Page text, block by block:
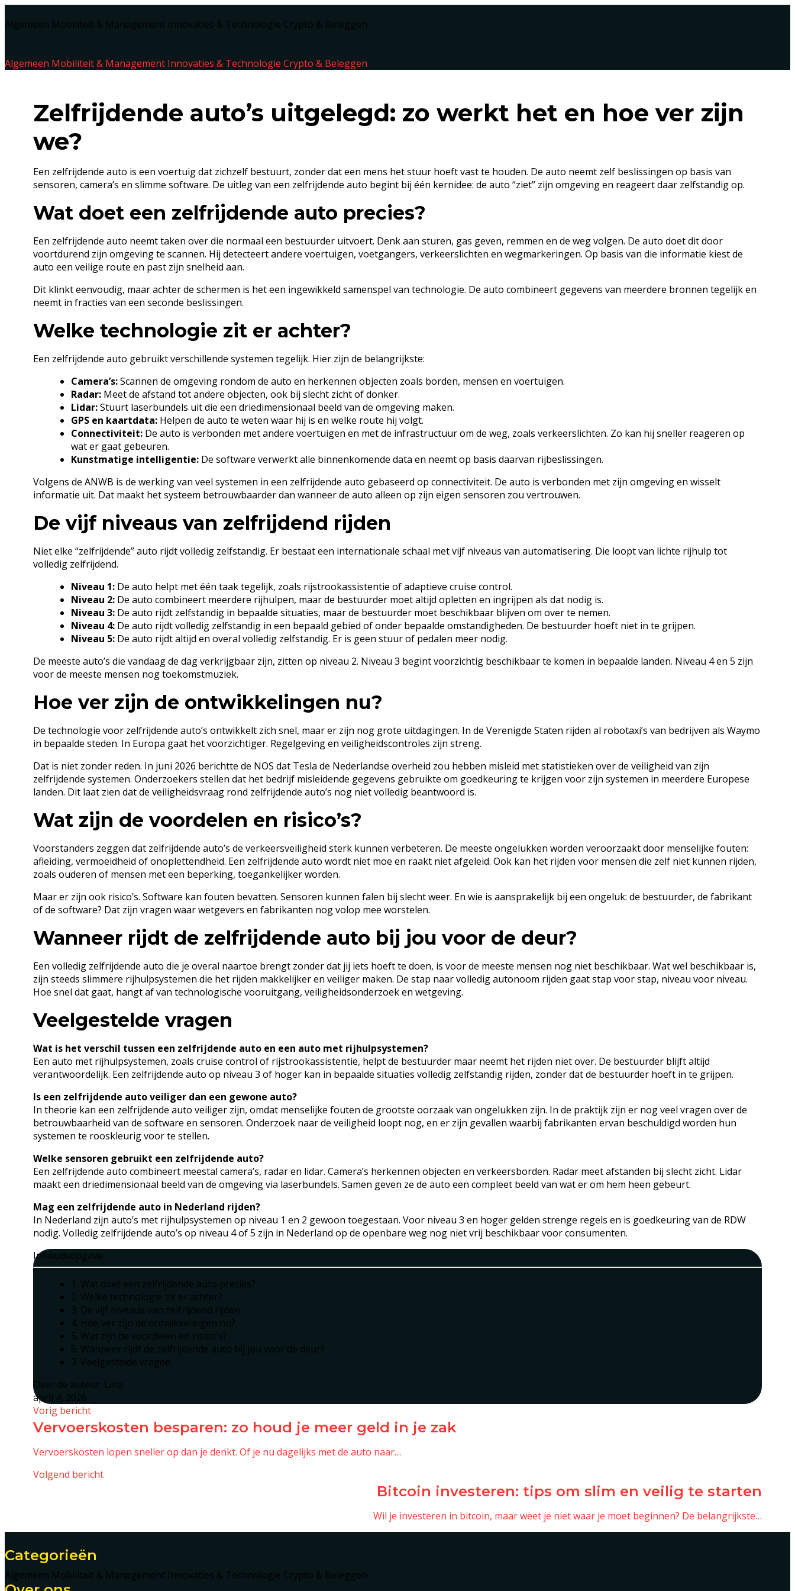
Algemeen Mobiliteit & Management Innovaties & Technologie Crypto & Beleggen
Algemeen Mobiliteit & Management Innovaties & Technologie Crypto & Beleggen
Zelfrijdende auto’s uitgelegd: zo werkt het en hoe ver zijn
we?
Een zelfrijdende auto is een voertuig dat zichzelf bestuurt, zonder dat een mens het stuur hoeft vast te houden. De auto neemt zelf beslissingen op basis van
sensoren, camera’s en slimme software. De uitleg van een zelfrijdende auto begint bij één kernidee: de auto “ziet” zijn omgeving en reageert daar zelfstandig op.
Wat doet een zelfrijdende auto precies?
Een zelfrijdende auto neemt taken over die normaal een bestuurder uitvoert. Denk aan sturen, gas geven, remmen en de weg volgen. De auto doet dit door
voortdurend zijn omgeving te scannen. Hij detecteert andere voertuigen, voetgangers, verkeerslichten en wegmarkeringen. Op basis van die informatie kiest de
auto een veilige route en past zijn snelheid aan.
Dit klinkt eenvoudig, maar achter de schermen is het een ingewikkeld samenspel van technologie. De auto combineert gegevens van meerdere bronnen tegelijk en
neemt in fracties van een seconde beslissingen.
Welke technologie zit er achter?
Een zelfrijdende auto gebruikt verschillende systemen tegelijk. Hier zijn de belangrijkste:
Camera’s:Scannen de omgeving rondom de auto en herkennen objecten zoals borden, mensen en voertuigen.
Radar: Meet de afstand tot andere objecten, ook bij slecht zicht of donker.
Lidar:Stuurt laserbundels uit die een driedimensionaal beeld van de omgeving maken.
GPS en kaartdata: Helpen de auto te weten waar hij is en welke route hij volgt.
Connectiviteit: De auto is verbonden met andere voertuigen en met de infrastructuur om de weg, zoals verkeerslichten. Zo kan hij sneller reageren op
wat er gaat gebeuren.
Kunstmatige intelligentie: De software verwerkt alle binnenkomende data en neemt op basis daarvan rijbeslissingen.
Volgens de ANWB is de werking van veel systemen in een zelfrijdende auto gebaseerd op connectiviteit. De auto is verbonden met zijn omgeving en wisselt
informatie uit. Dat maakt het systeem betrouwbaarder dan wanneer de auto alleen op zijn eigen sensoren zou vertrouwen.
De vijf niveaus van zelfrijdend rijden
Niet elke “zelfrijdende” auto rijdt volledig zelfstandig. Er bestaat een internationale schaal met vijf niveaus van automatisering. Die loopt van lichte rijhulp tot
volledig zelfrijdend.
Niveau 1: De auto helpt met één taak tegelijk, zoals rijstrookassistentie of adaptieve cruise control.
Niveau 2: De auto combineert meerdere rijhulpen, maar de bestuurder moet altijd opletten en ingrijpen als dat nodig is.
Niveau 3: De auto rijdt zelfstandig in bepaalde situaties, maar de bestuurder moet beschikbaar blijven om over te nemen.
Niveau 4: De auto rijdt volledig zelfstandig in een bepaald gebied of onder bepaalde omstandigheden. De bestuurder hoeft niet in te grijpen.
Niveau 5: De auto rijdt altijd en overal volledig zelfstandig. Er is geen stuur of pedalen meer nodig.
De meeste auto’s die vandaag de dag verkrijgbaar zijn, zitten op niveau 2. Niveau 3 begint voorzichtig beschikbaar te komen in bepaalde landen. Niveau 4 en 5 zijn
voor de meeste mensen nog toekomstmuziek.
Hoe ver zijn de ontwikkelingen nu?
De technologie voor zelfrijdende auto’s ontwikkelt zich snel, maar er zijn nog grote uitdagingen. In de Verenigde Staten rijden al robotaxi’s van bedrijven als Waymo
in bepaalde steden. In Europa gaat het voorzichtiger. Regelgeving en veiligheidscontroles zijn streng.
Dat is niet zonder reden. In juni 2026 berichtte de NOS dat Tesla de Nederlandse overheid zou hebben misleid met statistieken over de veiligheid van zijn
zelfrijdende systemen. Onderzoekers stellen dat het bedrijf misleidende gegevens gebruikte om goedkeuring te krijgen voor zijn systemen in meerdere Europese
landen. Dit laat zien dat de veiligheidsvraag rond zelfrijdende auto’s nog niet volledig beantwoord is.
Wat zijn de voordelen en risico’s?
Voorstanders zeggen dat zelfrijdende auto’s de verkeersveiligheid sterk kunnen verbeteren. De meeste ongelukken worden veroorzaakt door menselijke fouten:
afleiding, vermoeidheid of onoplettendheid. Een zelfrijdende auto wordt niet moe en raakt niet afgeleid. Ook kan het rijden voor mensen die zelf niet kunnen rijden,
zoals ouderen of mensen met een beperking, toegankelijker worden.
Maar er zijn ook risico’s. Software kan fouten bevatten. Sensoren kunnen falen bij slecht weer. En wie is aansprakelijk bij een ongeluk: de bestuurder, de fabrikant
of de software? Dat zijn vragen waar wetgevers en fabrikanten nog volop mee worstelen.
Wanneer rijdt de zelfrijdende auto bij jou voor de deur?
Een volledig zelfrijdende auto die je overal naartoe brengt zonder dat jij iets hoeft te doen, is voor de meeste mensen nog niet beschikbaar. Wat wel beschikbaar is,
zijn steeds slimmere rijhulpsystemen die het rijden makkelijker en veiliger maken. De stap naar volledig autonoom rijden gaat stap voor stap, niveau voor niveau.
Hoe snel dat gaat, hangt af van technologische vooruitgang, veiligheidsonderzoek en wetgeving.
Veelgestelde vragen
Wat is het verschil tussen een zelfrijdende auto en een auto met rijhulpsystemen?
Een auto met rijhulpsystemen, zoals cruise control of rijstrookassistentie, helpt de bestuurder maar neemt het rijden niet over. De bestuurder blijft altijd
verantwoordelijk. Een zelfrijdende auto op niveau 3 of hoger kan in bepaalde situaties volledig zelfstandig rijden, zonder dat de bestuurder hoeft in te grijpen.
Is een zelfrijdende auto veiliger dan een gewone auto?
In theorie kan een zelfrijdende auto veiliger zijn, omdat menselijke fouten de grootste oorzaak van ongelukken zijn. In de praktijk zijn er nog veel vragen over de
betrouwbaarheid van de software en sensoren. Onderzoek naar de veiligheid loopt nog, en er zijn gevallen waarbij fabrikanten ervan beschuldigd worden hun
systemen te rooskleurig voor te stellen.
Welke sensoren gebruikt een zelfrijdende auto?
Een zelfrijdende auto combineert meestal camera’s, radar en lidar. Camera’s herkennen objecten en verkeersborden. Radar meet afstanden bij slecht zicht. Lidar
maakt een driedimensionaal beeld van de omgeving via laserbundels. Samen geven ze de auto een compleet beeld van wat er om hem heen gebeurt.
Mag een zelfrijdende auto in Nederland rijden?
In Nederland zijn auto’s met rijhulpsystemen op niveau 1 en 2 gewoon toegestaan. Voor niveau 3 en hoger gelden strenge regels en is goedkeuring van de RDW
nodig. Volledig zelfrijdende auto’s op niveau 4 of 5 zijn in Nederland op de openbare weg nog niet vrij beschikbaar voor consumenten.
Inhoudsopgave
1. Wat doet een zelfrijdende auto precies?
2. Welke technologie zit er achter?
3. De vijf niveaus van zelfrijdend rijden
4. Hoe ver zijn de ontwikkelingen nu?
5. Wat zijn de voordelen en risico's?
6. Wanneer rijdt de zelfrijdende auto bij jou voor de deur?
7. Veelgestelde vragen
Over de auteur: Lina
april 4, 2026
Vorig bericht
Vervoerskosten besparen: zo houd je meer geld in je zak
Vervoerskosten lopen sneller op dan je denkt. Of je nu dagelijks met de auto naar…
Volgend bericht
Bitcoin investeren: tips om slim en veilig te starten
Wil je investeren in bitcoin, maar weet je niet waar je moet beginnen? De belangrijkste…
Categorieën
Algemeen Mobiliteit & Management Innovaties & Technologie Crypto & Beleggen